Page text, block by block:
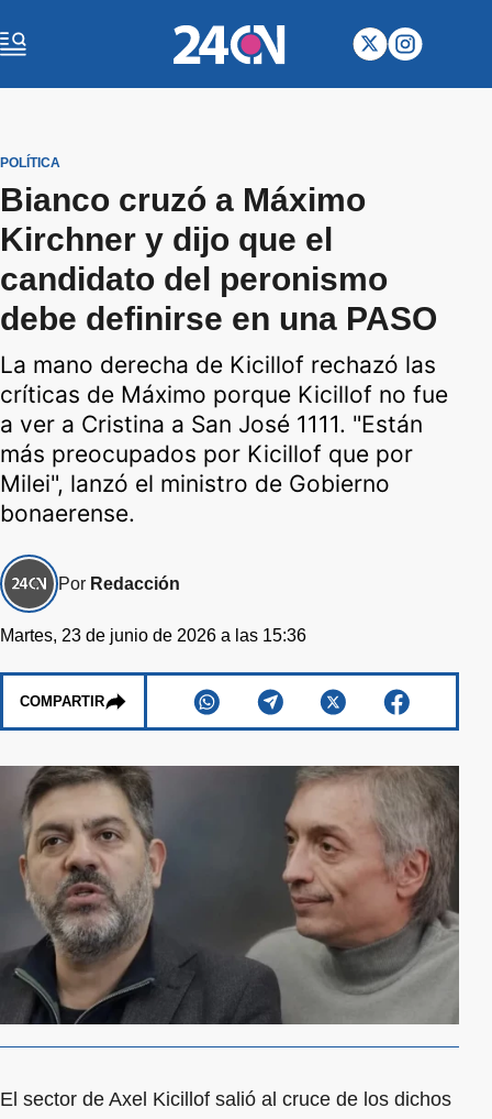
POLÍTICA
Bianco cruzó a Máximo
Kirchner y dijo que el
candidato del peronismo
debe definirse en una PASO
La mano derecha de Kicillof rechazó las
críticas de Máximo porque Kicillof no fue
a ver a Cristina a San José 1111. "Están
más preocupados por Kicillof que por
Milei", lanzó el ministro de Gobierno
bonaerense.
Por Redacción
Martes, 23 de junio de 2026 a las 15:36
COMPARTIR
El sector de Axel Kicillof salió al cruce de los dichos